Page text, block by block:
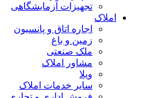
تجهیزات آزمایشگاهی
املاک
اجاره اتاق و پانسیون
زمین و باغ
ملک صنعتی
مشاور املاک
ویلا
سایر خدمات املاک